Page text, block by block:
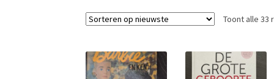
Toont alle 33